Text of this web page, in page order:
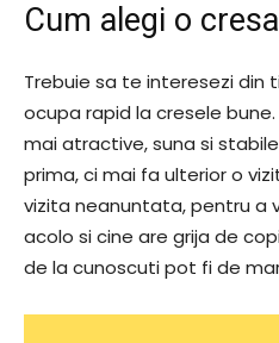
Cum alegi o
Trebuie sa te interesezi din
ocupa rapid la cresele
mai atractive, suna si
prima, ci mai fa ulterior o
vizita neanuntata, pentru a
acolo si cine are grija de
de la cunoscuti pot fi de